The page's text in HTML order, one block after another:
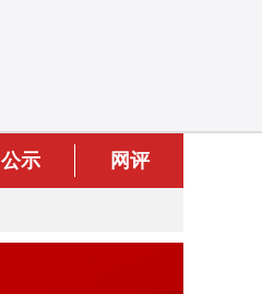
公示 网评